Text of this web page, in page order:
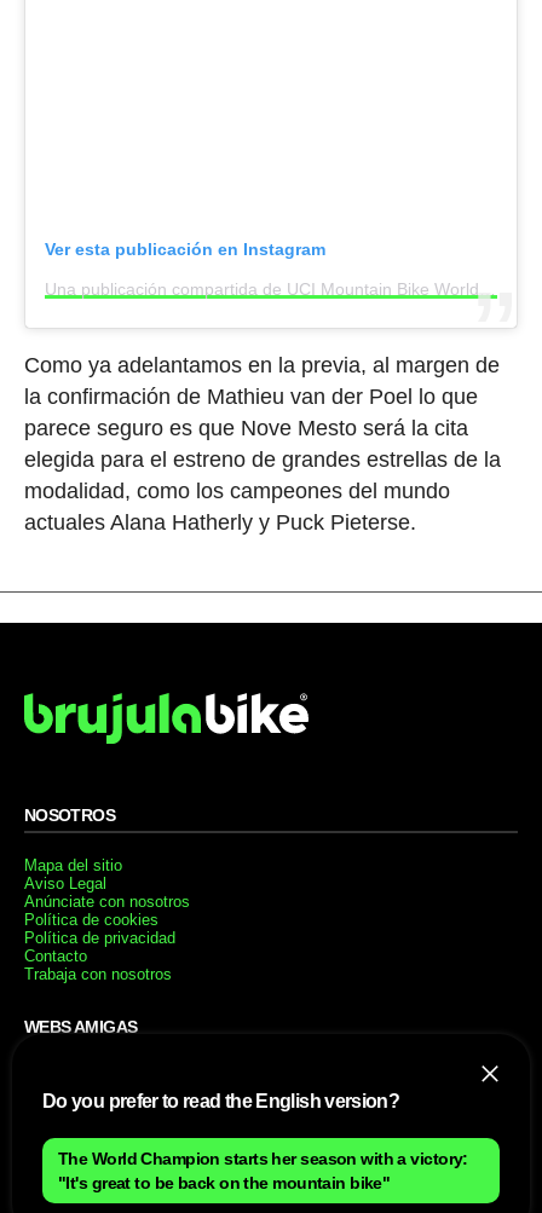
Ver esta publicación en Instagram
Una publicación compartida de UCI Mountain Bike World Series: Nové Město na Moravě (@mtb_nmnm)
Como ya adelantamos en la previa, al margen de
la confirmación de Mathieu van der Poel lo que
parece seguro es que Nove Mesto será la cita
elegida para el estreno de grandes estrellas de la
modalidad, como los campeones del mundo
actuales Alana Hatherly y Puck Pieterse.
NOSOTROS
Mapa del sitio
Aviso Legal
Anúnciate con nosotros
Política de cookies
Política de privacidad
Contacto
Trabaja con nosotros
WEBS AMIGAS
Suscríbete a nuestro newsletter
Do you prefer to read the English version?
The World Champion starts her season with a victory:
"It's great to be back on the mountain bike"